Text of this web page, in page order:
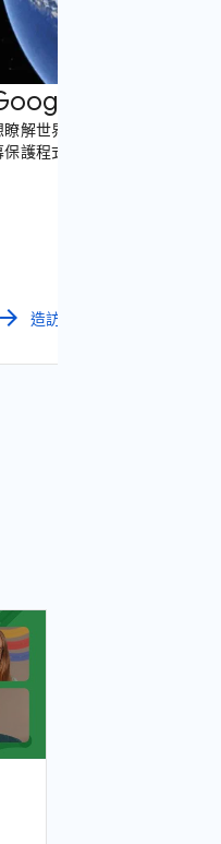
搜尋趨勢
瞭解世界各地的 Google 最新
保護程式一探究竟
arrow_forward 造訪